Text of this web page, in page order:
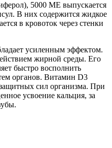
5000 МЕ выпускается
В них содержится жидкое
в кровоток через стенки
усиленным эффектом.
жирной среды. Его
быстро восполнить
органов. Витамин D3
сил организма. При
усвоение кальция, за